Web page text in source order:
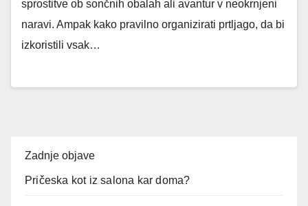
sprostitve ob sončnih obalah ali avantur v neokrnjeni
naravi. Ampak kako pravilno organizirati prtljago, da bi
izkoristili vsak…
Zadnje objave
Pričeska kot iz salona kar doma?